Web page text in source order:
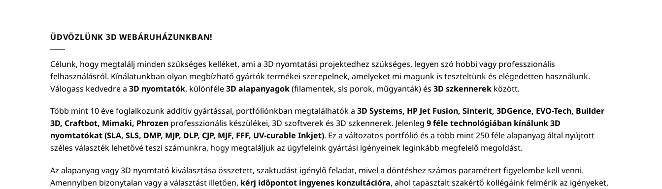
ÜDVÖZLÜNK 3D WEBÁRUHÁZUNKBAN!
Célunk, hogy megtalálj minden szükséges kelléket, ami a 3D nyomtatási projektedhez szükséges, legyen szó hobbi vagy professzionális
felhasználásról. Kínálatunkban olyan megbízható gyártók termékei szerepelnek, amelyeket mi magunk is teszteltünk és elégedetten használunk.
Válogass kedvedre a 3D nyomtatók, különféle3D alapanyagok(filamentek, sls porok, műgyanták) és 3D szkennerek között.
Több mint 10 éve foglalkozunk additív gyártással, portfóliónkban megtalálhatók a 3D Systems, HP Jet Fusion, Sinterit, 3DGence, EVO-Tech, Builder
3D, Craftbot, Mimaki, Phrozen professzionális készülékei, 3D szoftverek és 3D szkennerek. Jelenleg 9 féle technológiában kínálunk 3D
nyomtatókat (SLA, SLS, DMP, MJP, DLP, CJP, MJF, FFF, UV-curable Inkjet). Ez a változatos portfólió és a több mint 250 féle alapanyag által nyújtott
széles választék lehetővé teszi számunkra, hogy megtaláljuk az ügyfeleink gyártási igényeinek leginkább megfelelő megoldást.
Az alapanyag vagy 3D nyomtató kiválasztása összetett, szaktudást igénylő feladat, mivel a döntéshez számos paramétert figyelembe kell venni.
Amennyiben bizonytalan vagy a választást illetően, kérj időpontot ingyenes konzultációra, ahol tapasztalt szakértő kollégáink felmérik az igényeket,